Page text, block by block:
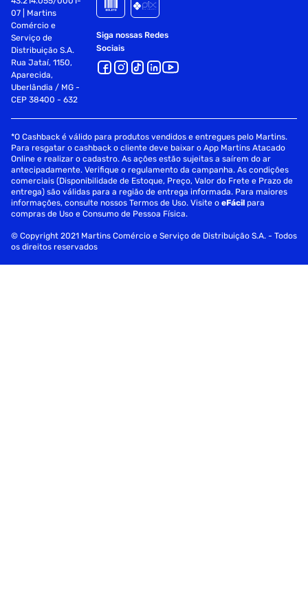
07 | Martins
Comércio e
Serviço de
Distribuição S.A.
Rua Jataí, 1150,
Aparecida,
Uberlândia / MG -
CEP 38400 - 632
Siga nossas Redes
Sociais
*O Cashback é válido para produtos vendidos e entregues pelo Martins.
Para resgatar o cashback o cliente deve baixar o App Martins Atacado
Online e realizar o cadastro. As ações estão sujeitas a saírem do ar
antecipadamente. Verifique o regulamento da campanha. As condições
comerciais (Disponibilidade de Estoque, Preço, Valor do Frete e Prazo de
entrega) são válidas para a região de entrega informada. Para maiores
informações, consulte nossos Termos de Uso. Visite oeFácil para
compras de Uso e Consumo de Pessoa Física.
© Copyright 2021 Martins Comércio e Serviço de Distribuição S.A. - Todos
os direitos reservados